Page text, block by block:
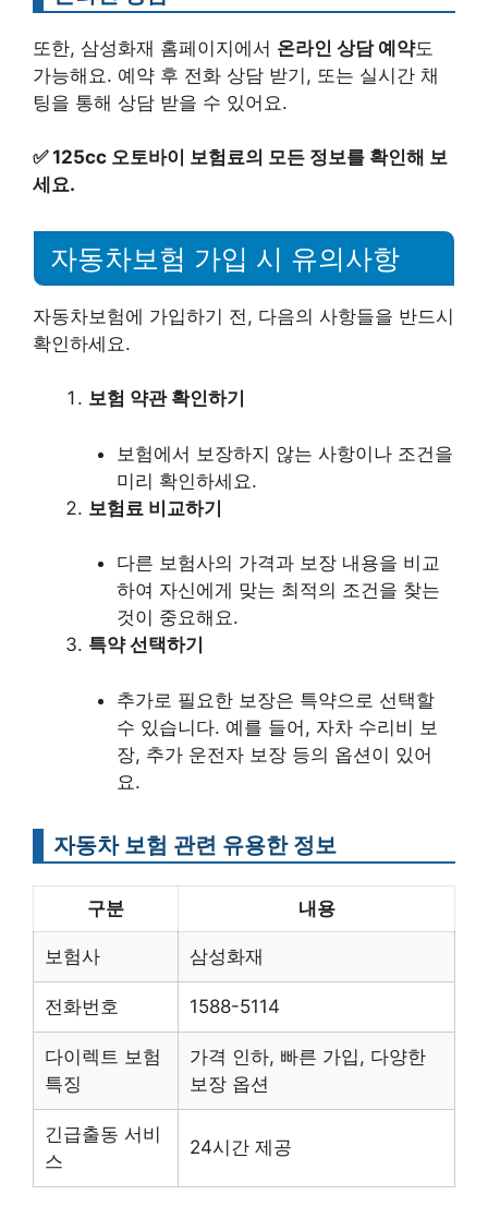
또한, 삼성화재 홈페이지에서 온라인 상담 예약도
가능해요. 예약 후 전화 상담 받기, 또는 실시간 채
팅을 통해 상담 받을 수 있어요.
✅125cc 오토바이 보험료의 모든 정보를 확인해 보
세요.
자동차보험 가입 시 유의사항
자동차보험에 가입하기 전, 다음의 사항들을 반드시
확인하세요.
보험 약관 확인하기
보험에서 보장하지 않는 사항이나 조건을
미리 확인하세요.
보험료 비교하기
다른 보험사의 가격과 보장 내용을 비교
하여 자신에게 맞는 최적의 조건을 찾는
것이 중요해요.
특약 선택하기
추가로 필요한 보장은 특약으로 선택할
수 있습니다. 예를 들어, 자차 수리비 보
장, 추가 운전자 보장 등의 옵션이 있어
요.
자동차 보험 관련 유용한 정보
구분 내용
보험사 삼성화재
전화번호 1588-5114
다이렉트 보험
특징
가격 인하, 빠른 가입, 다양한
보장 옵션
긴급출동 서비
스
24시간 제공